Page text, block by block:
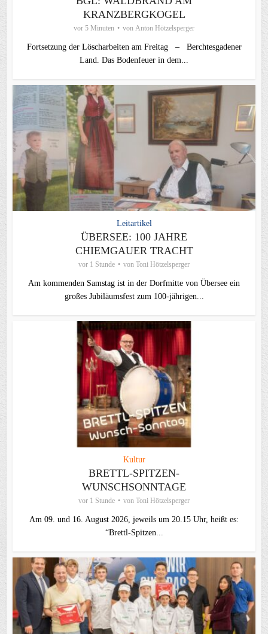
KRANZBERGKOGEL
vor 5 Minuten von Anton Hötzelsperger
Fortsetzung der Löscharbeiten am Freitag – Berchtesgadener
Land. Das Bodenfeuer in dem...
Leitartikel
ÜBERSEE: 100 JAHRE
CHIEMGAUER TRACHT
vor 1 Stunde von Toni Hötzelsperger
Am kommenden Samstag ist in der Dorfmitte von Übersee ein
großes Jubiläumsfest zum 100-jährigen...
Kultur
BRETTL-SPITZEN-
WUNSCHSONNTAGE
vor 1 Stunde von Toni Hötzelsperger
Am 09. und 16. August 2026, jeweils um 20.15 Uhr, heißt es:
“Brettl-Spitzen...